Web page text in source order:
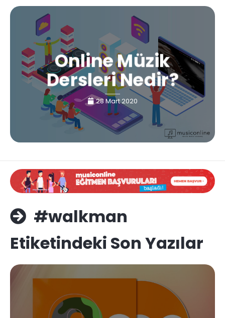
Online Müzik
Dersleri Nedir?
28 Mart 2020
#walkman
Etiketindeki Son Yazılar